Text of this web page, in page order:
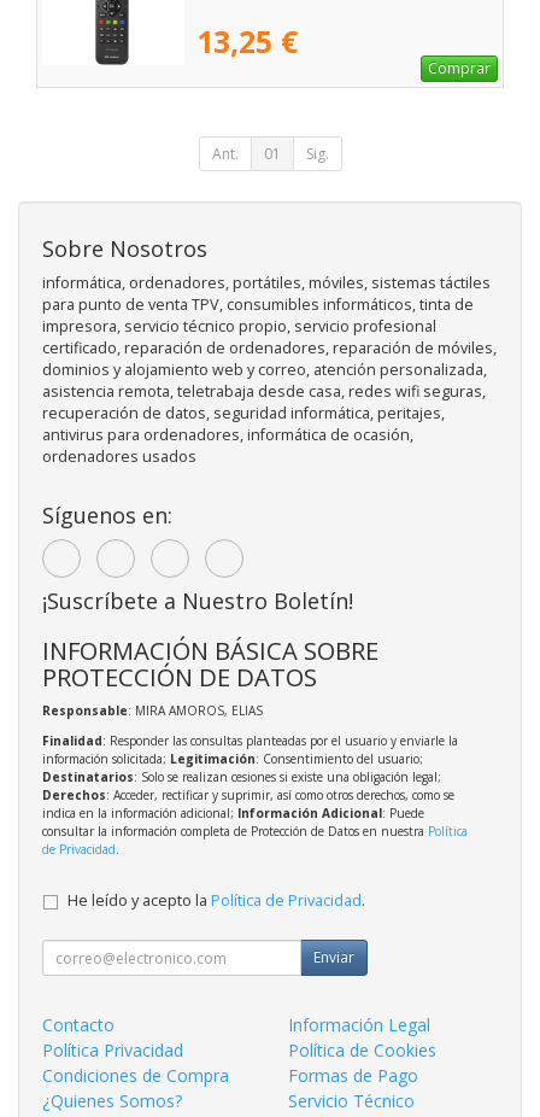
13,25 €
Comprar
Ant. 01 Sig.
Sobre Nosotros
informática, ordenadores, portátiles, móviles, sistemas táctiles
para punto de venta TPV, consumibles informáticos, tinta de
impresora, servicio técnico propio, servicio profesional
certificado, reparación de ordenadores, reparación de móviles,
dominios y alojamiento web y correo, atención personalizada,
asistencia remota, teletrabaja desde casa, redes wifi seguras,
recuperación de datos, seguridad informática, peritajes,
antivirus para ordenadores, informática de ocasión,
ordenadores usados
Síguenos en:
¡Suscríbete a Nuestro Boletín!
INFORMACIÓN BÁSICA SOBRE
PROTECCIÓN DE DATOS
Responsable: MIRA AMOROS, ELIAS
Finalidad: Responder las consultas planteadas por el usuario y enviarle la
información solicitada; Legitimación: Consentimiento del usuario;
Destinatarios: Solo se realizan cesiones si existe una obligación legal;
Derechos: Acceder, rectificar y suprimir, así como otros derechos, como se
indica en la información adicional; Información Adicional: Puede
consultar la información completa de Protección de Datos en nuestra Política
de Privacidad.
He leído y acepto la Política de Privacidad.
Enviar
Contacto
Información Legal
Política Privacidad
Política de Cookies
Condiciones de Compra
Formas de Pago
¿Quienes Somos?
Servicio Técnico